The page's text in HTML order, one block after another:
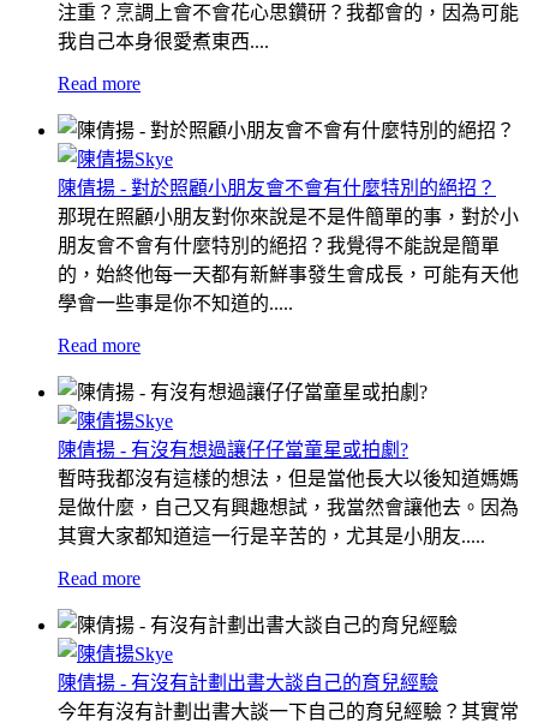
注重？烹調上會不會花心思鑽研？我都會的，因為可能
我自己本身很愛煮東西....
Read more
陳倩揚 - 對於照顧小朋友會不會有什麼特別的絕招？
那現在照顧小朋友對你來說是不是件簡單的事，對於小
朋友會不會有什麼特別的絕招？我覺得不能說是簡單
的，始終他每一天都有新鮮事發生會成長，可能有天他
學會一些事是你不知道的.....
Read more
陳倩揚 - 有沒有想過讓仔仔當童星或拍劇?
暫時我都沒有這樣的想法，但是當他長大以後知道媽媽
是做什麼，自己又有興趣想試，我當然會讓他去。因為
其實大家都知道這一行是辛苦的，尤其是小朋友.....
Read more
陳倩揚 - 有沒有計劃出書大談自己的育兒經驗
今年有沒有計劃出書大談一下自己的育兒經驗？其實常